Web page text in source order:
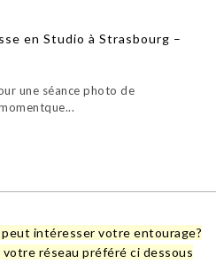
en Studio à Strasbourg –
une séance photo de
intéresser votre entourage?
réseau préféré ci dessous